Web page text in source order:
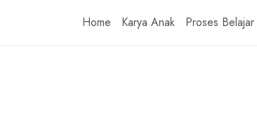
Home Karya Anak Proses Belajar